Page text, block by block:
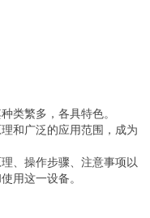
类繁多，各具特色。
和广泛的应用范围，成为
、操作步骤、注意事项以
用这一设备。